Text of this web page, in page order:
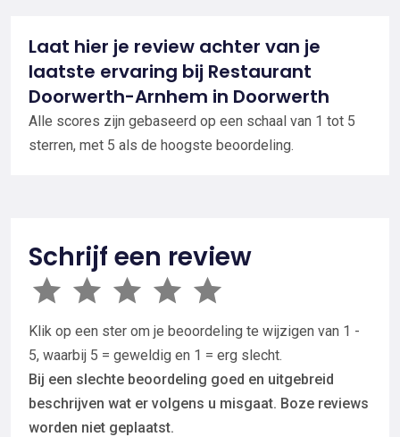
Laat hier je review achter van je
laatste ervaring bij Restaurant
Doorwerth-Arnhem in Doorwerth
Alle scores zijn gebaseerd op een schaal van 1 tot 5
sterren, met 5 als de hoogste beoordeling.
Schrijf een review
Klik op een ster om je beoordeling te wijzigen van 1 -
5, waarbij 5 = geweldig en 1 = erg slecht.
Bij een slechte beoordeling goed en uitgebreid
beschrijven wat er volgens u misgaat. Boze reviews
worden niet geplaatst.